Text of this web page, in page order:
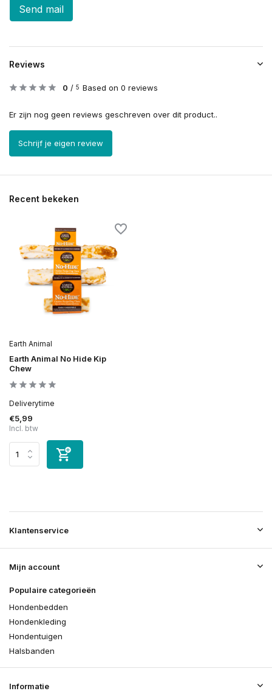
Send mail
Reviews
0 / 5 Based on 0 reviews
Er zijn nog geen reviews geschreven over dit product..
Schrijf je eigen review
Recent bekeken
Earth Animal
Earth Animal No Hide Kip
Chew
Deliverytime
€5,99
Incl. btw
Klantenservice
Mijn account
Populaire categorieën
Hondenbedden
Hondenkleding
Hondentuigen
Halsbanden
Informatie